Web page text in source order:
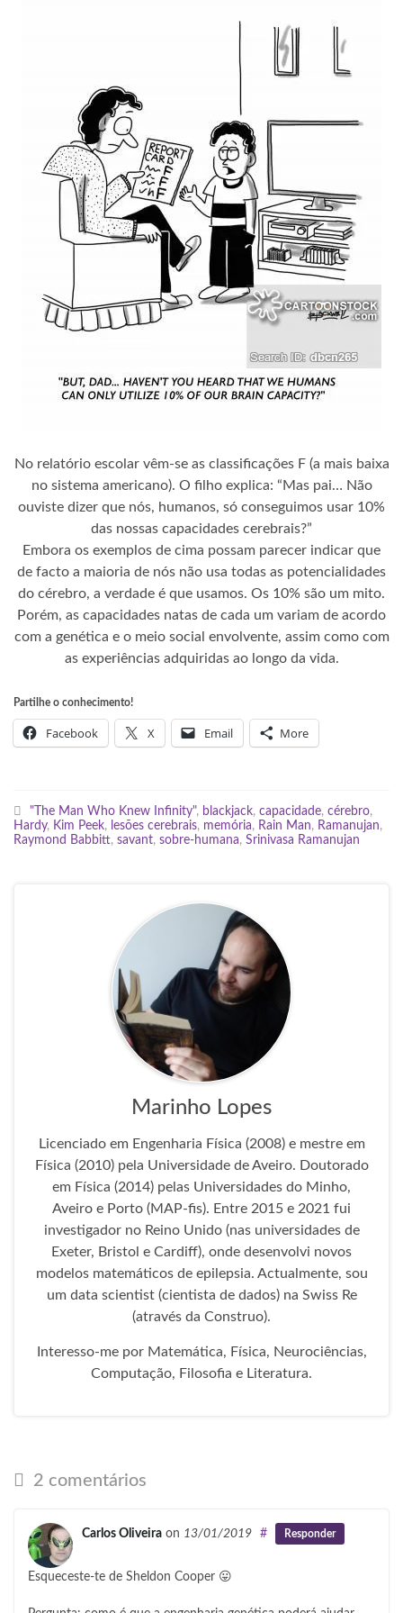
No relatório escolar vêm-se as classificações F (a mais baixa
no sistema americano). O filho explica: “Mas pai… Não
ouviste dizer que nós, humanos, só conseguimos usar 10%
das nossas capacidades cerebrais?”
Embora os exemplos de cima possam parecer indicar que
de facto a maioria de nós não usa todas as potencialidades
do cérebro, a verdade é que usamos. Os 10% são um mito.
Porém, as capacidades natas de cada um variam de acordo
com a genética e o meio social envolvente, assim como com
as experiências adquiridas ao longo da vida.
Partilhe o conhecimento!
Facebook Email
"The Man Who Knew Infinity", blackjack, capacidade, cérebro,
Hardy, Kim Peek, lesões cerebrais, memória, Rain Man, Ramanujan,
Raymond Babbitt, savant, sobre-humana, Srinivasa Ramanujan
Marinho Lopes
Licenciado em Engenharia Física (2008) e mestre em
Física (2010) pela Universidade de Aveiro. Doutorado
em Física (2014) pelas Universidades do Minho,
Aveiro e Porto (MAP-fis). Entre 2015 e 2021 fui
investigador no Reino Unido (nas universidades de
Exeter, Bristol e Cardiff), onde desenvolvi novos
modelos matemáticos de epilepsia. Actualmente, sou
um data scientist (cientista de dados) na Swiss Re
(através da Construo).
Interesso-me por Matemática, Física, Neurociências,
Computação, Filosofia e Literatura.
2 comentários
Carlos Oliveira on 13/01/2019 # Responder
Esqueceste-te de Sheldon Cooper 😛